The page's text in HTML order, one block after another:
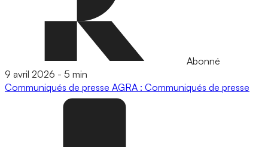
Abonné
9 avril 2026 - 5 min
Communiqués de presse AGRA : Communiqués de presse